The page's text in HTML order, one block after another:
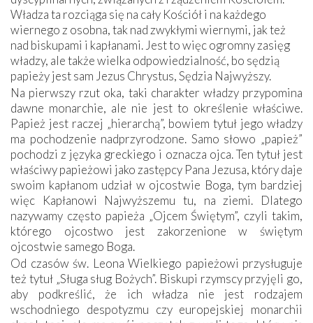
Władza ta rozciąga się na cały Kościół i na każdego
wiernego z osobna, tak nad zwykłymi wiernymi, jak też
nad biskupami i kapłanami. Jest to więc ogromny zasięg
władzy, ale także wielka odpowiedzialność, bo sędzią
papieży jest sam Jezus Chrystus, Sędzia Najwyższy.
Na pierwszy rzut oka, taki charakter władzy przypomina
dawne monarchie, ale nie jest to określenie właściwe.
Papież jest raczej „hierarchą”, bowiem tytuł jego władzy
ma pochodzenie nadprzyrodzone. Samo słowo „papież”
pochodzi z języka greckiego i oznacza ojca. Ten tytuł jest
właściwy papieżowi jako zastępcy Pana Jezusa, który daje
swoim kapłanom udział w ojcostwie Boga, tym bardziej
więc Kapłanowi Najwyższemu tu, na ziemi. Dlatego
nazywamy często papieża „Ojcem Świętym”, czyli takim,
którego ojcostwo jest zakorzenione w świętym
ojcostwie samego Boga.
Od czasów św. Leona Wielkiego papieżowi przysługuje
też tytuł „Sługa sług Bożych”. Biskupi rzymscy przyjęli go,
aby podkreślić, że ich władza nie jest rodzajem
wschodniego despotyzmu czy europejskiej monarchii